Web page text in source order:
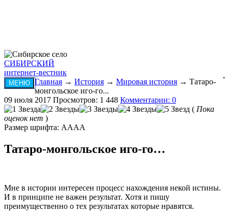
СИБИРСКИЙ
интернет-вестник
МЕНЮ Главная → История → Мировая история → Татаро-
монгольское иго-го...
09 июля 2017 Просмотров: 1 448 Комментарии: 0
( Пока
оценок нет )
Размер шрифта: AAAA
Татаро-монгольское иго-го…
Мне в истории интересен процесс нахождения некой истины.
И в принципе не важен результат. Хотя и пишу
преимущественно о тех результатах которые нравятся.